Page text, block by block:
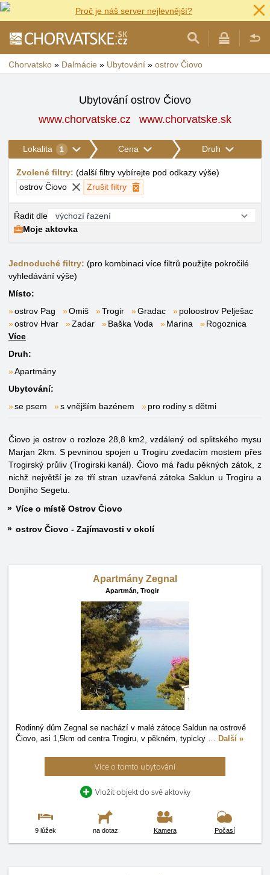
Proč je náš server nejlevnější?
Chorvatsko » Dalmácie » Ubytování » ostrov Čiovo
Ubytování ostrov Čiovo
www.chorvatske.cz
www.chorvatske.sk
Lokalita 1 Cena Druh
Zvolené filtry: (další filtry vybírejte pod odkazy výše)
ostrov Čiovo
Zrušit filtry
Řadit dle
Moje aktovka
Jednoduché filtry: (pro kombinaci více filtrů použijte pokročilé
vyhledávání výše)
Místo:
ostrov Pag
Omiš Trogir Gradac
poloostrov Pelješac
ostrov Hvar
Zadar Baška Voda Marina
Rogoznica
Více
Druh:
Apartmány
Ubytování:
se psem
s vnějším bazénem pro rodiny s dětmi
Čiovo je ostrov o rozloze 28,8 km2, vzdálený od splitského mysu
Marjan 2km. S pevninou spojen u Trogiru zvedacím mostem přes
Trogirský průliv (Trogirski kanál). Čiovo má řadu pěkných zátok, z
nichž největší je ze tří stran uzavřená zátoka Saklun u Trogiru a
Donjího Segetu.
Více o místě Ostrov Čiovo
ostrov Čiovo - Zajímavosti v okolí
Apartmány Zegnal
Apartmán, Trogir
Rodinný dům Zegnal se nachází v malé zátoce Saldun na ostrově
Čiovo, asi 1,5km od centra Trogiru, v pěkném, typicky … Další »
Více o tomto ubytování
Vložit objekt do své aktovky
9 lůžek na dotaz Kamera Počasí